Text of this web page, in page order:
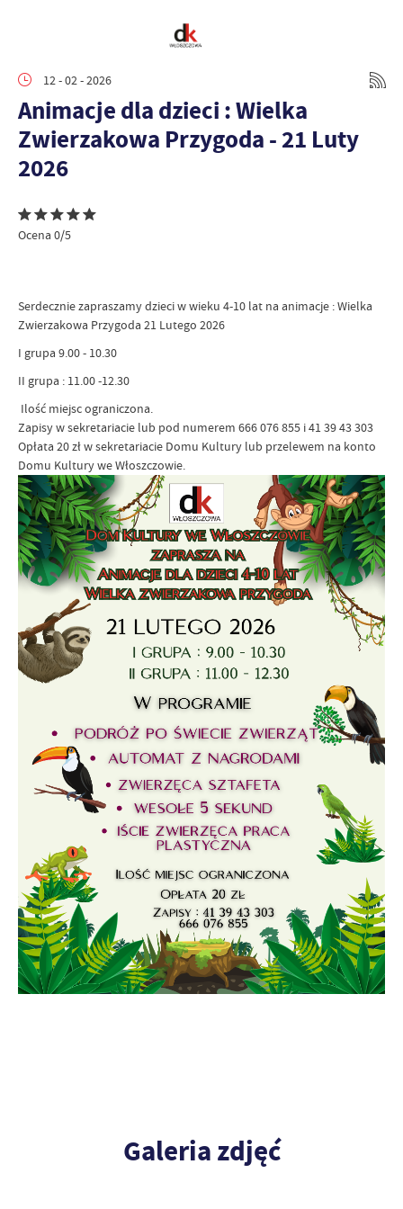
12 - 02 - 2026
Animacje dla dzieci : Wielka
Zwierzakowa Przygoda - 21 Luty
2026
Ocena 0/5
Serdecznie zapraszamy dzieci w wieku 4-10 lat na animacje : Wielka
Zwierzakowa Przygoda 21 Lutego 2026
I grupa 9.00 - 10.30
II grupa : 11.00 -12.30
Ilość miejsc ograniczona.
Zapisy w sekretariacie lub pod numerem 666 076 855 i 41 39 43 303
Opłata 20 zł w sekretariacie Domu Kultury lub przelewem na konto
Domu Kultury we Włoszczowie.
Galeria zdjęć